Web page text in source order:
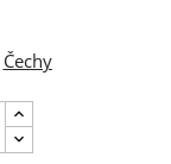
Čechy